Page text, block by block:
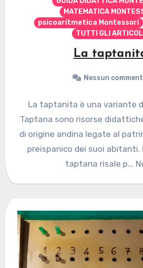
MATEMATICA
psicoaritmetica Montessori
TUTTI GLI ARTICOLI
La
Nessun
La taptanita è una variante
Taptana sono risorse
di origine andina legate al
preispanico dei suoi abitanti.
taptana risale p...